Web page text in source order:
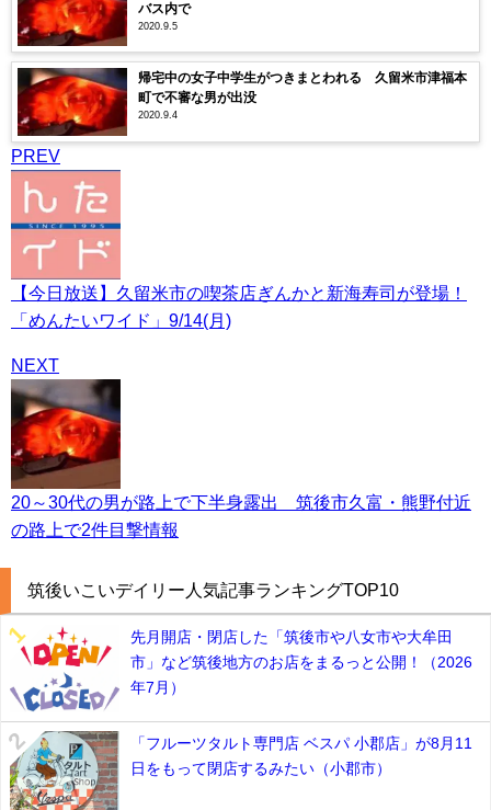
バス内で
2020.9.5
帰宅中の女子中学生がつきまとわれる 久留米市津福本
町で不審な男が出没
2020.9.4
PREV
【今日放送】久留米市の喫茶店ぎんかと新海寿司が登場！
「めんたいワイド」9/14(月)
NEXT
20～30代の男が路上で下半身露出 筑後市久富・熊野付近
の路上で2件目撃情報
筑後いこいデイリー人気記事ランキングTOP10
先月開店・閉店した「筑後市や八女市や大牟田
市」など筑後地方のお店をまるっと公開！（2026
年7月）
「フルーツタルト専門店 ベスパ 小郡店」が8月11
日をもって閉店するみたい（小郡市）